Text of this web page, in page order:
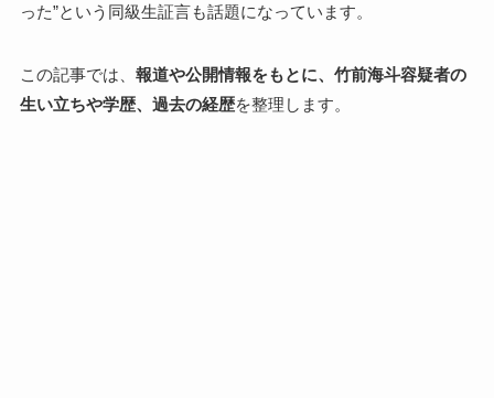
った”という同級生証言も話題になっています。
この記事では、 報道や公開情報をもとに、竹前海斗容疑者の
生い立ちや学歴、過去の経歴を整理します。